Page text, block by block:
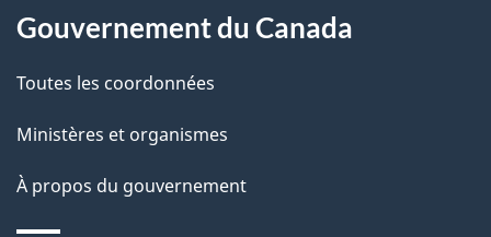
a
p
a
g
e
Gouvernement du Canada
Toutes les coordonnées
Ministères et organismes
À propos du gouvernement